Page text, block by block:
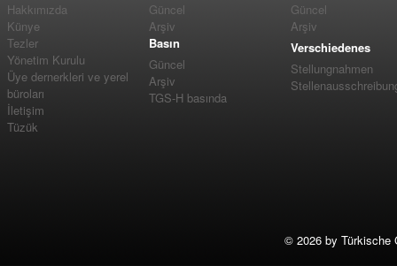
Hakkımızda
Künye
Tezler
Yönetim Kurulu
Üye dernerkleri ve yerel
büroları
İletişim
Tüzük
Güncel
Arşiv
Basın
Güncel
Arşiv
TGS-H basında
Güncel
Arşiv
Verschiedenes
Stellungnahmen
© 2026 by Türkische